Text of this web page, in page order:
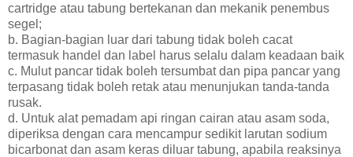
cartridge atau tabung bertekanan dan mekanik penembus
segel;
b. Bagian-bagian luar dari tabung tidak boleh cacat
termasuk handel dan label harus selalu dalam keadaan baik
c. Mulut pancar tidak boleh tersumbat dan pipa pancar yang
terpasang tidak boleh retak atau menunjukan tanda-tanda
rusak.
d. Untuk alat pemadam api ringan cairan atau asam soda,
diperiksa dengan cara mencampur sedikit larutan sodium
bicarbonat dan asam keras diluar tabung, apabila reaksinya